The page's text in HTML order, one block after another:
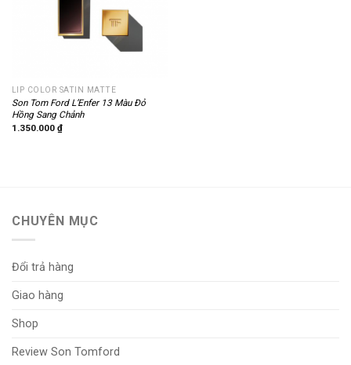
LIP COLOR SATIN MATTE
Son Tom Ford L’Enfer 13 Màu Đỏ
Hồng Sang Chảnh
1.350.000 ₫
CHUYÊN MỤC
Đổi trả hàng
Giao hàng
Shop
Review Son Tomford